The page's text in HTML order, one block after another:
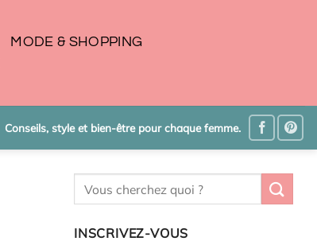
MODE & SHOPPING
Conseils, style et bien-être pour chaque femme.
INSCRIVEZ-VOUS